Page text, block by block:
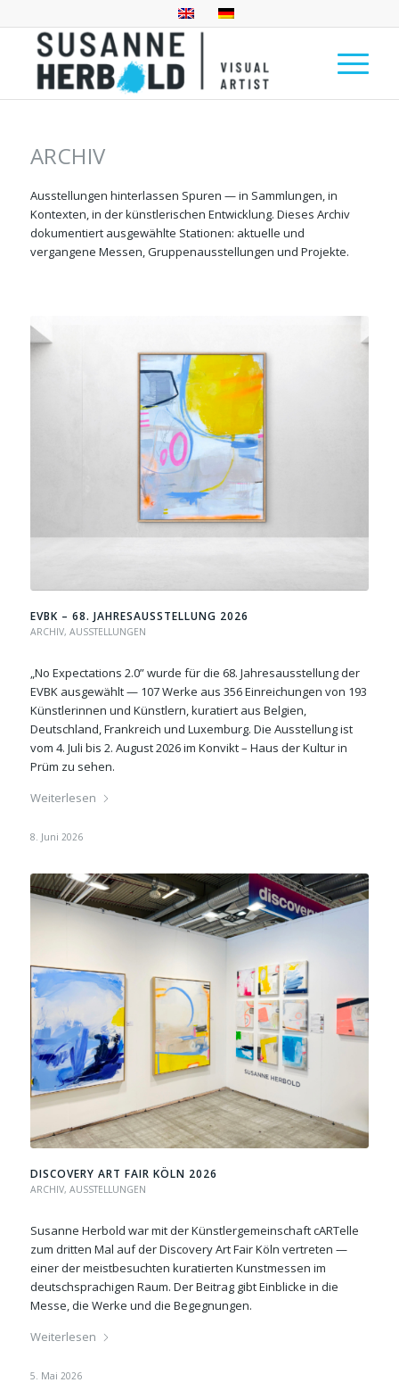
ARCHIV
Ausstellungen hinterlassen Spuren — in Sammlungen, in
Kontexten, in der künstlerischen Entwicklung. Dieses Archiv
dokumentiert ausgewählte Stationen: aktuelle und
vergangene Messen, Gruppenausstellungen und Projekte.
EVBK – 68. JAHRESAUSSTELLUNG 2026
ARCHIV, AUSSTELLUNGEN
„No Expectations 2.0” wurde für die 68. Jahresausstellung der
EVBK ausgewählt — 107 Werke aus 356 Einreichungen von 193
Künstlerinnen und Künstlern, kuratiert aus Belgien,
Deutschland, Frankreich und Luxemburg. Die Ausstellung ist
vom 4. Juli bis 2. August 2026 im Konvikt – Haus der Kultur in
Prüm zu sehen.
Weiterlesen
8. Juni 2026
DISCOVERY ART FAIR KÖLN 2026
ARCHIV, AUSSTELLUNGEN
Susanne Herbold war mit der Künstlergemeinschaft cARTelle
zum dritten Mal auf der Discovery Art Fair Köln vertreten —
einer der meistbesuchten kuratierten Kunstmessen im
deutschsprachigen Raum. Der Beitrag gibt Einblicke in die
Messe, die Werke und die Begegnungen.
Weiterlesen
5. Mai 2026